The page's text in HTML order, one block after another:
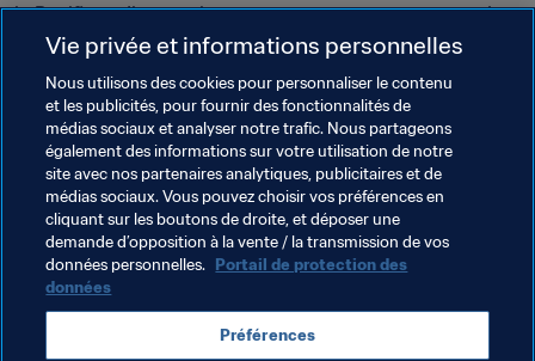
le Pacifique. Il y a maintenant un nouveau concurrent !
Thèmes en lien
FIFA Forward Organisation Vanuatu
Vie privée et informations personnelles
Nous utilisons des cookies pour personnaliser le contenu
et les publicités, pour fournir des fonctionnalités de
médias sociaux et analyser notre trafic. Nous partageons
également des informations sur votre utilisation de notre
site avec nos partenaires analytiques, publicitaires et de
médias sociaux. Vous pouvez choisir vos préférences en
cliquant sur les boutons de droite, et déposer une
demande d’opposition à la vente / la transmission de vos
données personnelles. Portail de protection des
données
Préférences